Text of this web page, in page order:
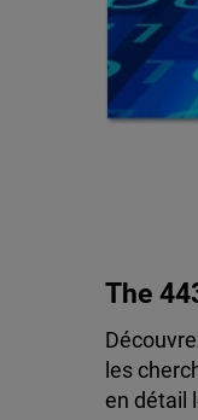
The
les
en détail